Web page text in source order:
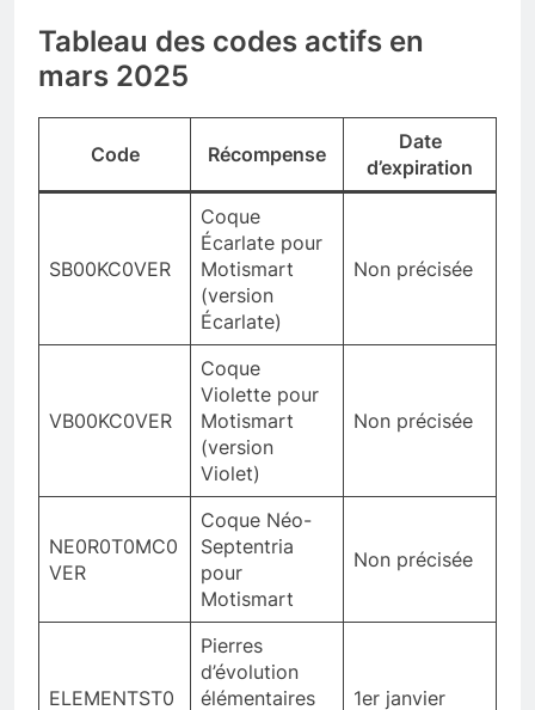
Tableau des codes actifs en
mars 2025
Code Récompense
Date
d’expiration
SB00KC0VER
Coque
Écarlate pour
Motismart
(version
Écarlate)
Non précisée
VB00KC0VER
Coque
Violette pour
Motismart
(version
Violet)
Non précisée
NE0R0T0MC0
VER
Coque Néo-
Septentria
pour
Motismart
Non précisée
ELEMENTST0
Pierres
d’évolution
élémentaires
1er janvier